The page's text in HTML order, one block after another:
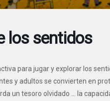
los sentidos
para jugar y explorar los
y adultos se convierten en
un tesoro olvidado … la